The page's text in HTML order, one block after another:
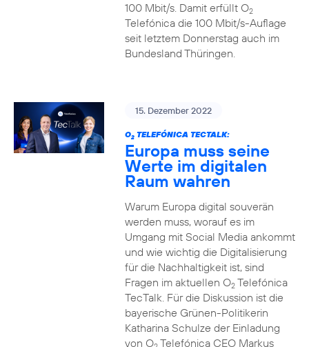
100 Mbit/s. Damit erfüllt O2
Telefónica die 100 Mbit/s-Auflage
seit letztem Donnerstag auch im
Bundesland Thüringen.
15. Dezember 2022
O2TELEFÓNICA TECTALK:
Europa muss seine
Werte im digitalen
Raum wahren
Warum Europa digital souverän
werden muss, worauf es im
Umgang mit Social Media ankommt
und wie wichtig die Digitalisierung
für die Nachhaltigkeit ist, sind
Fragen im aktuellen O2Telefónica
TecTalk. Für die Diskussion ist die
bayerische Grünen-Politikerin
Katharina Schulze der Einladung
von O Telefónica CEO Markus